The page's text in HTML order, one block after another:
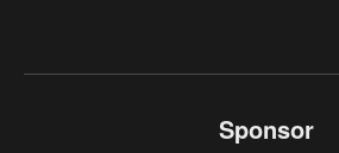
Sponsor